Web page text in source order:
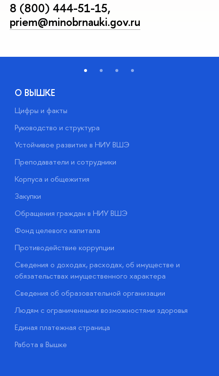
8 (800) 444-51-15,
priem@minobrnauki.gov.ru
О ВЫШКЕ
Цифры и факты
Руководство и структура
Устойчивое развитие в НИУ ВШЭ
Преподаватели и сотрудники
Корпуса и общежития
Закупки
Обращения граждан в НИУ ВШЭ
Фонд целевого капитала
Противодействие коррупции
Сведения о доходах, расходах, об имуществе и
обязательствах имущественного характера
Сведения об образовательной организации
Людям с ограниченными возможностями здоровья
Единая платежная страница
Работа в Вышке